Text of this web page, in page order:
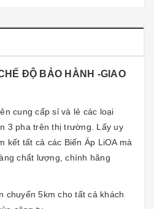
ĐỘ BẢO HÀNH -GIAO
cung cấp sỉ và lẻ các loại
3 pha trên thị trường. Lấy uy
kết tất cả các Biến Áp LiOA mà
chất lượng, chính hãng
chuyển 5km cho tất cả khách